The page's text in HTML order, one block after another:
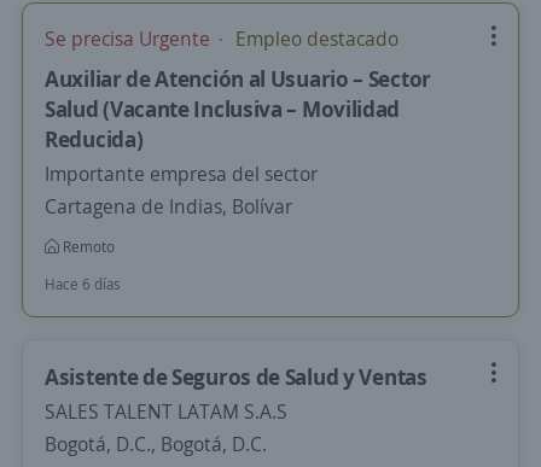
Se precisa Urgente Empleo destacado
Auxiliar de Atención al Usuario – Sector
Salud (Vacante Inclusiva – Movilidad
Reducida)
Importante empresa del sector
Cartagena de Indias, Bolívar
Remoto
Hace 6 días
Asistente de Seguros de Salud y Ventas
SALES TALENT LATAM S.A.S
Bogotá, D.C., Bogotá, D.C.